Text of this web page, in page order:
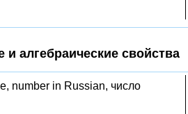
алгебраические свойства
number in Russian, число